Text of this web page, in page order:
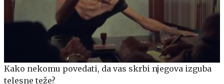
Kako nekomu povedati, da vas skrbi njegova izguba
telesne teže?